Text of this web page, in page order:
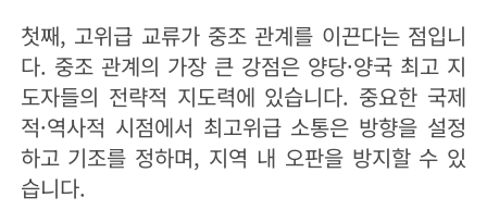
첫째, 고위급 교류가 중조 관계를 이끈다는 점입니
다. 중조 관계의 가장 큰 강점은 양당·양국 최고 지
도자들의 전략적 지도력에 있습니다. 중요한 국제
적·역사적 시점에서 최고위급 소통은 방향을 설정
하고 기조를 정하며, 지역 내 오판을 방지할 수 있
습니다.